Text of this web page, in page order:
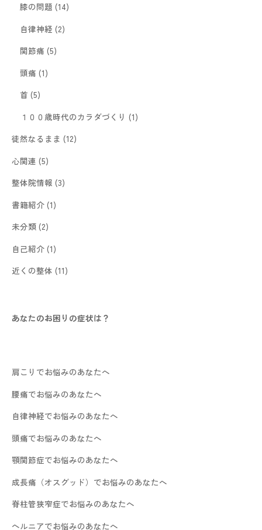
膝の問題 (14)
自律神経 (2)
関節痛 (5)
頭痛 (1)
首 (5)
１００歳時代のカラダづくり (1)
徒然なるまま (12)
心関連 (5)
整体院情報 (3)
書籍紹介 (1)
未分類 (2)
自己紹介 (1)
近くの整体 (11)
あなたのお困りの症状は？
肩こりでお悩みのあなたへ
腰痛でお悩みのあなたへ
自律神経でお悩みのあなたへ
頭痛でお悩みのあなたへ
顎関節症でお悩みのあなたへ
成長痛（オスグッド）でお悩みのあなたへ
脊柱管狭窄症でお悩みのあなたへ
ヘルニアでお悩みのあなたへ